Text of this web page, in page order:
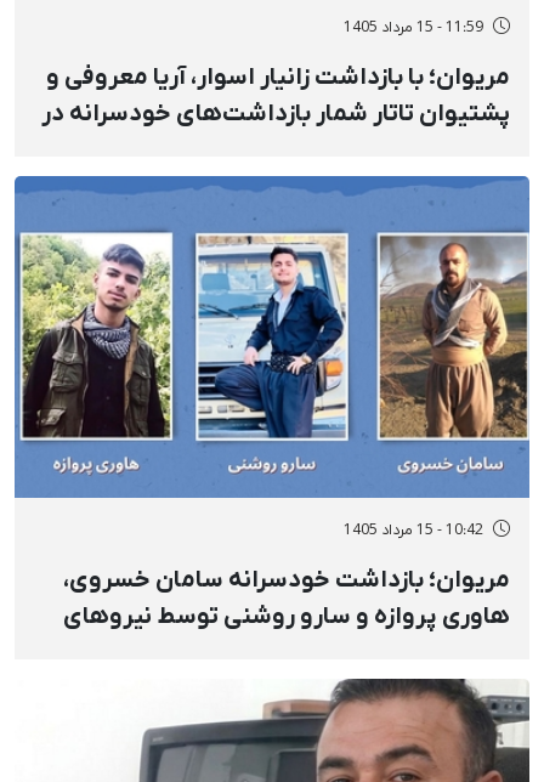
11:59 - 15 مرداد 1405
مریوان؛ با بازداشت زانیار اسوار، آریا معروفی و
پشتیوان تاتار شمار بازداشت‌های خودسرانه در
10:42 - 15 مرداد 1405
مریوان؛ بازداشت‌ خودسرانه سامان خسروی،
هاوری پروازه و سارو روشنی توسط نیروهای